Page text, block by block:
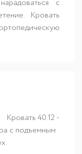
с
Кровать
Кровать 40.12 -
с подъемным